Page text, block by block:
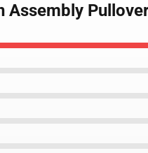
Assembly